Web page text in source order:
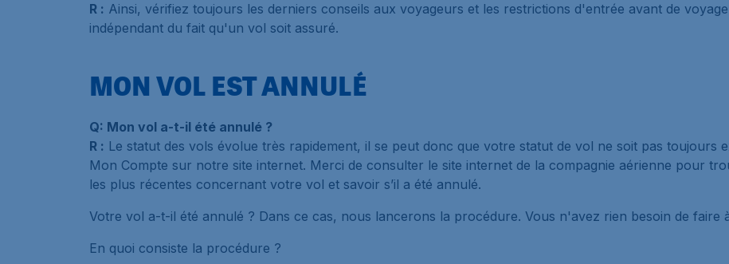
R : Ainsi, vérifiez toujours les derniers conseils aux voyageurs et les restrictions d'entrée avant de
indépendant du fait qu'un vol soit assuré.
MON VOL EST ANNULÉ
Q: Mon vol a-t-il été annulé ?
R : Le statut des vols évolue très rapidement, il se peut donc que votre statut de vol ne soit pas toujours
Mon Compte sur notre site internet. Merci de consulter le site internet de la compagnie aérienne pour
les plus récentes concernant votre vol et savoir s’il a été annulé.
Votre vol a-t-il été annulé ? Dans ce cas, nous lancerons la procédure. Vous n'avez rien besoin de faire
En quoi consiste la procédure ?